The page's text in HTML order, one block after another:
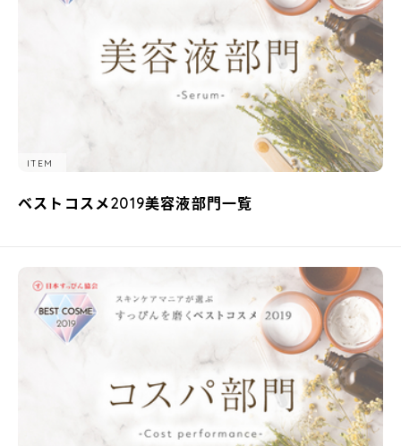
ITEM
ベストコスメ2019美容液部門一覧